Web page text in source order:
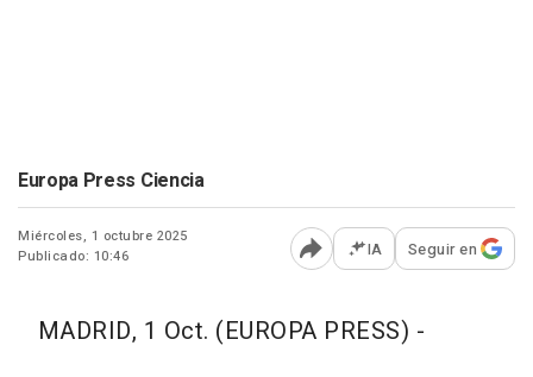
Europa Press Ciencia
Miércoles, 1 octubre 2025
Publicado: 10:46
Abrir opciones para
IA Seguir en
MADRID, 1 Oct. (EUROPA PRESS) -